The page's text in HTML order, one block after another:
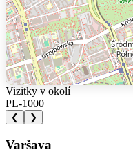
Vizitky v okolí
PL-1000
❮ ❯
Varšava